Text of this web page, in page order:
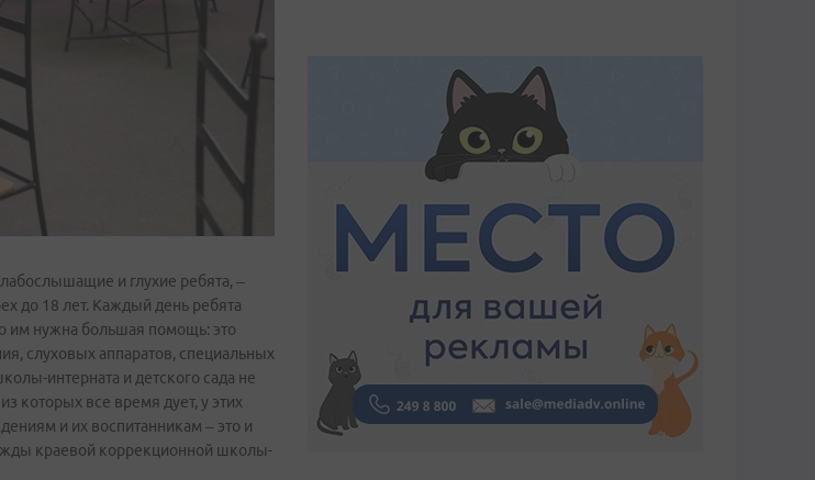
и глухие ребята, –
до 18 лет. Каждый день ребята
им нужна большая помощь: это
слуховых аппаратов, специальных
интерната и детского сада не
которых все время дует, у этих
и их воспитанникам – это и
краевой коррекционной школы­-